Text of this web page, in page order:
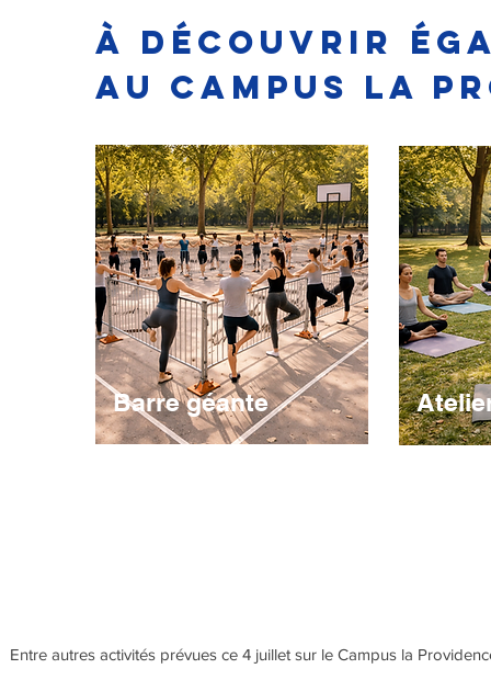
À DÉCOUVRIR
AU CAMPUS LA
Barre géante
Entre autres activités prévues ce 4 juillet sur le Campus la